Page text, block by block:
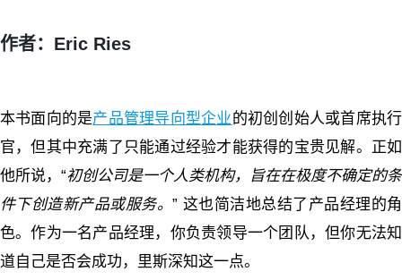
作者：Eric Ries
本书面向的是产品管理导向型企业的初创创始人或首席执行
官，但其中充满了只能通过经验才能获得的宝贵见解。正如
他所说，“初创公司是一个人类机构，旨在在极度不确定的条
件下创造新产品或服务。” 这也简洁地总结了产品经理的角
色。作为一名产品经理，你负责领导一个团队，但你无法知
道自己是否会成功，里斯深知这一点。